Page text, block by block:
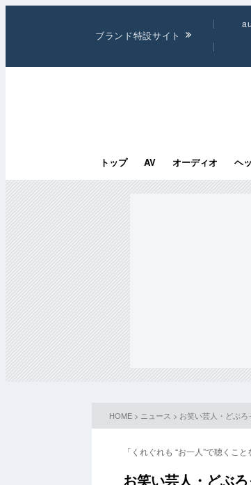
ブランド特設サイト
トップ AV オーディオ ヘ
HOME > ニュース > お笑い芸人・どぶ
「くれぐれも “お一人”で聴くこと
お笑い芸人・どぶ